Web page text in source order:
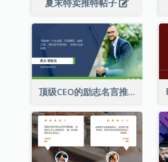
夏末特卖推特帖子
顶级CEO的励志名言推特帖子